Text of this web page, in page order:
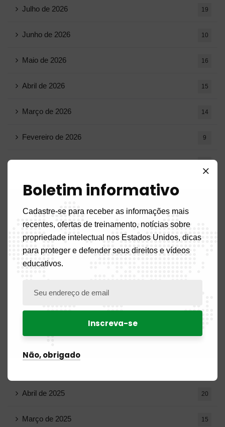
Julho de 2026 19
Junho de 2026 10
Maio de 2026 16
Abril de 2026 15
Março de 2026 14
Fevereiro de 2026 9
Janeiro de 2026
Dezembro de 2025
Novembro de 2025
Outubro de 2025 14
Setembro de 2025
Agosto de 2025
Junho de 2025
Abril de 2025 20
Março de 2025 15
Boletim informativo
Cadastre-se para receber as informações mais
recentes, ofertas de treinamento, notícias sobre
propriedade intelectual nos Estados Unidos, dicas
para proteger e defender seus direitos e vídeos
educativos.
Não, obrigado